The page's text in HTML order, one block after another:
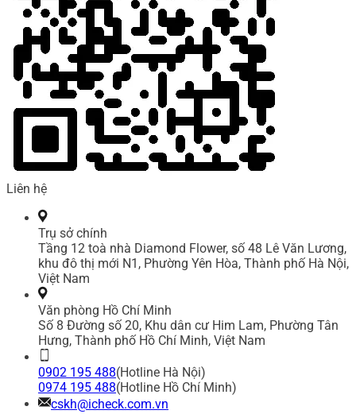
Liên hệ
Trụ sở chính
Tầng 12 toà nhà Diamond Flower, số 48 Lê Văn Lương,
khu đô thị mới N1, Phường Yên Hòa, Thành phố Hà Nội,
Việt Nam
Văn phòng Hồ Chí Minh
Số 8 Đường số 20, Khu dân cư Him Lam, Phường Tân
Hưng, Thành phố Hồ Chí Minh, Việt Nam
0902 195 488(Hotline Hà Nội)
0974 195 488(Hotline Hồ Chí Minh)
cskh@icheck.com.vn